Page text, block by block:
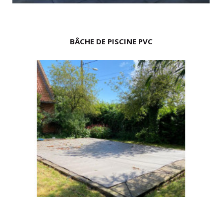
BÂCHE DE PISCINE PVC